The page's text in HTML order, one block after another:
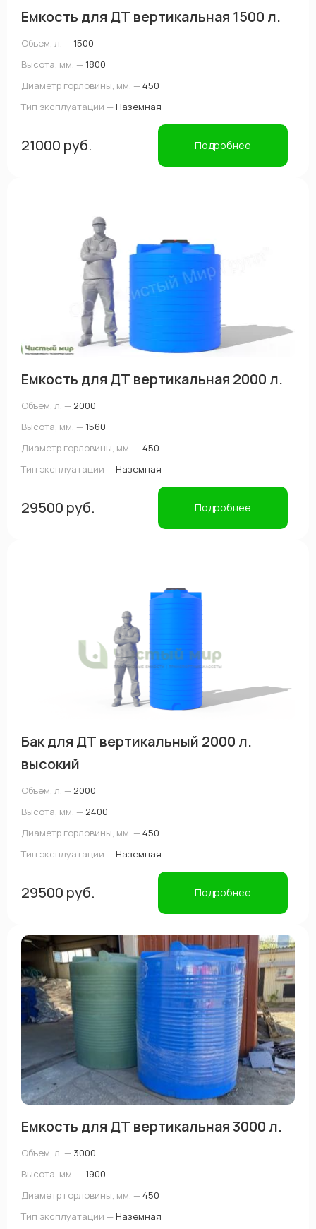
Емкость для ДТ вертикальная 1500 л.
Объем, л. — 1500
Высота, мм. — 1800
Диаметр горловины, мм. —450
Тип эксплуатации — Наземная
21000 руб. Подробнее
Емкость для ДТ вертикальная 2000 л.
Объем, л. — 2000
Высота, мм. — 1560
Диаметр горловины, мм. —450
Тип эксплуатации — Наземная
29500 руб. Подробнее
Бак для ДТ вертикальный 2000 л.
высокий
Объем, л. — 2000
Высота, мм. — 2400
Диаметр горловины, мм. —450
Тип эксплуатации — Наземная
29500 руб. Подробнее
Емкость для ДТ вертикальная 3000 л.
Объем, л. — 3000
Высота, мм. — 1900
Диаметр горловины, мм. —450
Тип эксплуатации — Наземная